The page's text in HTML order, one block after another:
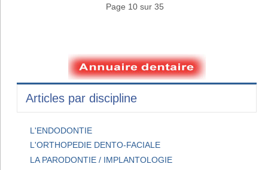
Page 10 sur 35
Articles par discipline
L'ENDODONTIE
L'ORTHOPEDIE DENTO-FACIALE
LA PARODONTIE / IMPLANTOLOGIE